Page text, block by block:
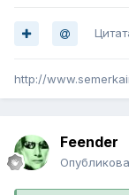
http://
Feender